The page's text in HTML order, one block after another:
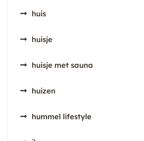
huis
huisje
huisje met sauna
huizen
hummel lifestyle